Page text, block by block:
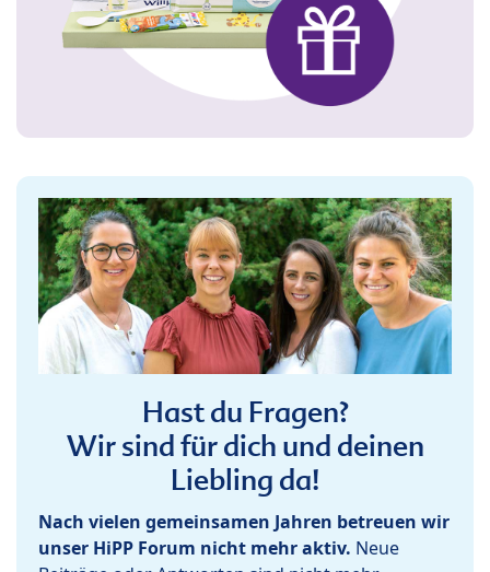
Hast du Fragen?
Wir sind für dich und deinen
Liebling da!
Nach vielen gemeinsamen Jahren betreuen wir
unser HiPP Forum nicht mehr aktiv. Neue